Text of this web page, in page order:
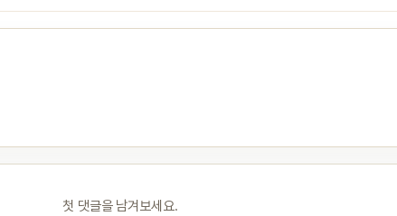
첫 댓글을 남겨보세요.